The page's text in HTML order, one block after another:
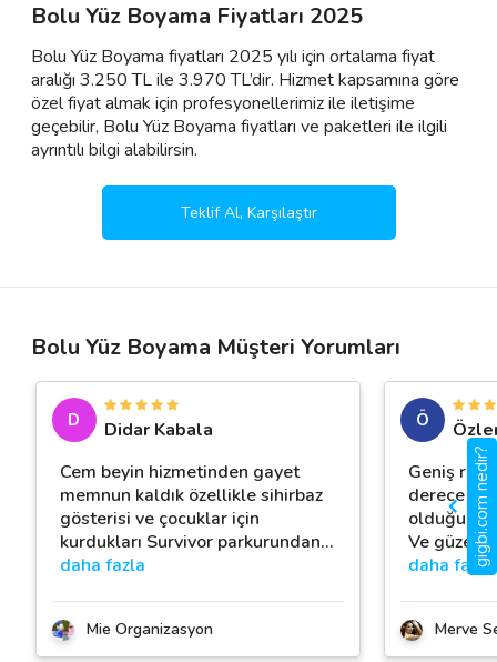
Bolu Yüz Boyama Fiyatları 2025
Bolu Yüz Boyama fiyatları 2025 yılı için ortalama fiyat
aralığı 3.250 TL ile 3.970 TL’dir. Hizmet kapsamına göre
özel fiyat almak için profesyonellerimiz ile iletişime
geçebilir, Bolu Yüz Boyama fiyatları ve paketleri ile ilgili
ayrıntılı bilgi alabilirsin.
Teklif Al, Karşılaştır
Bolu Yüz Boyama Müşteri Yorumları
D
Didar Kabala
Cem beyin hizmetinden gayet
memnun kaldık özellikle sihirbaz
gösterisi ve çocuklar için
kurdukları Survivor parkurundan…
daha fazla
Mie Organizasyon
Ö
Geniş
derece
olduğu
Ve güzel
daha fazla
Merve
gigbi.com nedir?